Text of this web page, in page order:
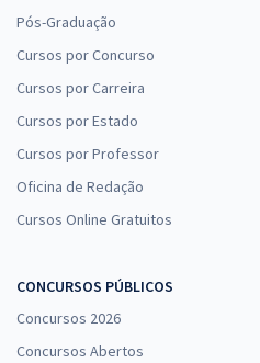
Pós-Graduação
Cursos por Concurso
Cursos por Carreira
Cursos por Estado
Cursos por Professor
Oficina de Redação
Cursos Online Gratuitos
CONCURSOS PÚBLICOS
Concursos 2026
Concursos Abertos